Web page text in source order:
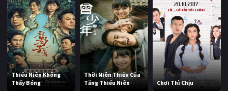
Thiếu Niên Không
Thấy Bóng
Thời Niên Thiếu Của
Tăng Thiếu Niên
Chơi Thì Chịu